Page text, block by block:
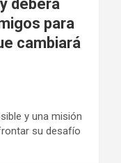
deberá
para
cambiará
y una misión
su desafío